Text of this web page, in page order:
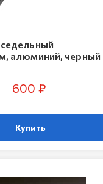
алюминий, черный
600 ₽
Купить